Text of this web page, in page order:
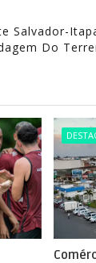
Salvador-
Do